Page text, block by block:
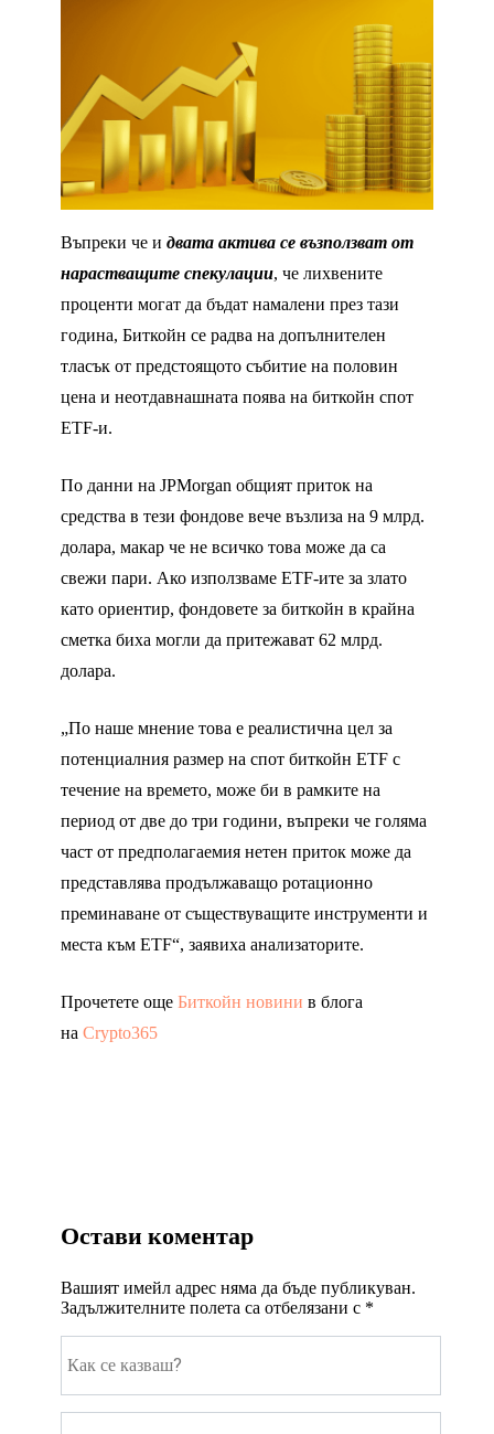
Въпреки че и двата актива се възползват от
нарастващите спекулации, че лихвените
проценти могат да бъдат намалени през тази
година, Биткойн се радва на допълнителен
тласък от предстоящото събитие на половин
цена и неотдавнашната поява на биткойн спот
ETF-и.
По данни на JPMorgan общият приток на
средства в тези фондове вече възлиза на 9 млрд.
долара, макар че не всичко това може да са
свежи пари. Ако използваме ETF-ите за злато
като ориентир, фондовете за биткойн в крайна
сметка биха могли да притежават 62 млрд.
долара.
„По наше мнение това е реалистична цел за
потенциалния размер на спот биткойн ETF с
течение на времето, може би в рамките на
период от две до три години, въпреки че голяма
част от предполагаемия нетен приток може да
представлява продължаващо ротационно
преминаване от съществуващите инструменти и
места към ETF“, заявиха анализаторите.
Прочетете още Биткойн новини в блога
на Crypto365
Остави коментар
Вашият имейл адрес няма да бъде публикуван.
Задължителните полета са отбелязани с *